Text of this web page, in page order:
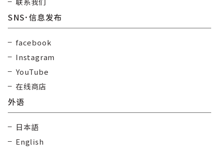
SNS･信息发布
facebook
Instagram
YouTube
在线商店
外语
日本語
English